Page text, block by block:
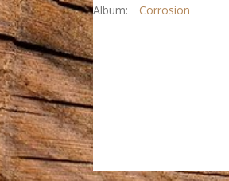
Album: Corrosion